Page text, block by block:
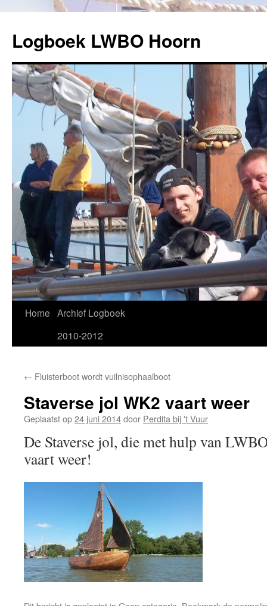
Logboek LWBO Hoorn
Home Archief Logboek
2010-2012
← Fluisterboot wordt vuilnisophaalboot
Staverse jol WK2 vaart weer
Geplaatst op24 juni 2014door Perdita bij 't Vuur
De Staverse jol, die met hulp van
vaart weer!